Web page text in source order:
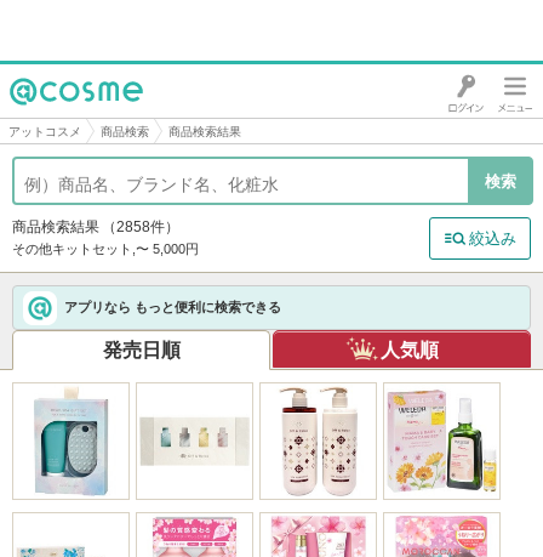
@cosme
アットコスメ 商品検索 商品検索結果
商品検索結果 （2858件）
その他キットセット,〜 5,000円
絞込み
アプリなら もっと便利に検索できる
発売日順 人気順